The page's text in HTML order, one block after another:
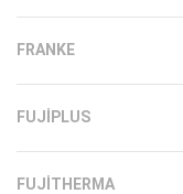
FRANKE
FUJIPLUS
FUJITHERMA